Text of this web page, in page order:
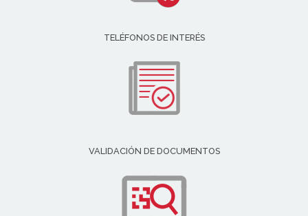
TELÉFONOS DE INTERÉS
VALIDACIÓN DE DOCUMENTOS